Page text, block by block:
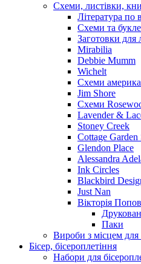
Схеми, листівки,
Література по
Схеми та
Заготовки для
Mirabilia
Debbie Mumm
Wichelt
Схеми
Jim Shore
Cхеми
Lavender &
Stoney Creek
Cottage Garden
Glendon Place
Alessandra
Ink Circles
Blackbird
Just Nan
Вікторія
Паки
Вироби з місцем
Бісер, бісероплетіння
Набори для